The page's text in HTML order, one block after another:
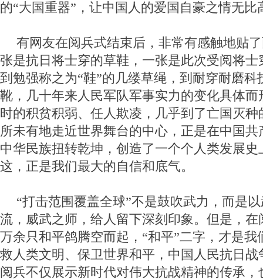
的“大国重器”，让中国人的爱国自豪之情无比
有网友在阅兵式结束后，非常有感触地贴
张是抗日将士穿的草鞋，一张是此次受阅将
到勉强称之为“鞋”的几缕草绳，到耐穿耐磨科
靴，几十年来人民军队军事实力的变化具体
时的积贫积弱、任人欺凌，几乎到了亡国灭
所未有地走近世界舞台的中心，正是在中国
中华民族扭转乾坤，创造了一个个人类发展史
这，正是我们最大的自信和底气。
“打击范围覆盖全球”不是鼓吹武力，而是
流，威武之师，给人留下深刻印象。但是，在
万余只和平鸽腾空而起，“和平”二字，才是我
救人类文明、保卫世界和平，中国人民抗日
阅兵不仅展示新时代对伟大抗战精神的传承